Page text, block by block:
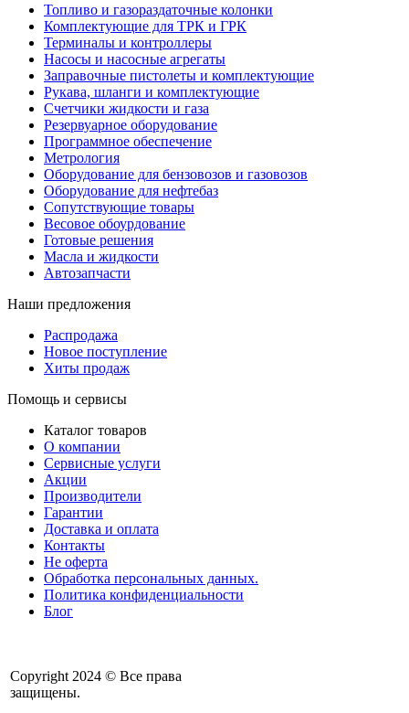
Топливо и газораздаточные колонки
Комплектующие для ТРК и ГРК
Терминалы и контроллеры
Насосы и насосные агрегаты
Заправочные пистолеты и комплектующие
Рукава, шланги и комплектующие
Счетчики жидкости и газа
Резервуарное оборудование
Программное обеспечение
Метрология
Оборудование для бензовозов и газовозов
Оборудование для нефтебаз
Сопутствующие товары
Весовое обоурдование
Готовые решения
Масла и жидкости
Автозапчасти
Наши предложения
Распродажа
Новое поступление
Хиты продаж
Помощь и сервисы
Каталог товаров
О компании
Сервисные услуги
Акции
Производители
Гарантии
Доставка и оплата
Контакты
Не оферта
Обработка персональных данных.
Политика конфиденциальности
Блог
Copyright 2024 © Все права
защищены.